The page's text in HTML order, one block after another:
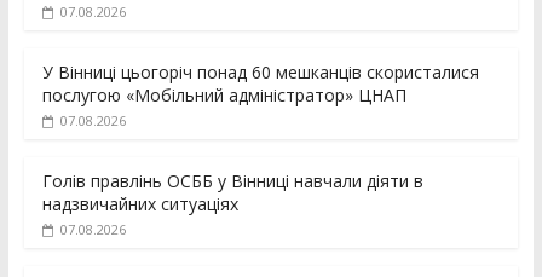
07.08.2026
У Вінниці цьогоріч понад 60 мешканців скористалися
послугою «Мобільний адміністратор» ЦНАП
07.08.2026
Голів правлінь ОСББ у Вінниці навчали діяти в
надзвичайних ситуаціях
07.08.2026